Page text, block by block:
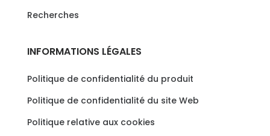
Recherches
INFORMATIONS LÉGALES
Politique de confidentialité du produit
Politique de confidentialité du site Web
Politique relative aux cookies